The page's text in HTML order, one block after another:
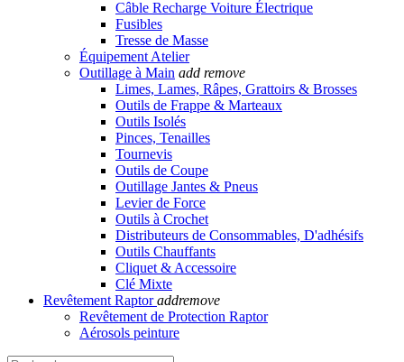
Câble Recharge Voiture Électrique
Fusibles
Tresse de Masse
Équipement Atelier
Outillage à Main add remove
Limes, Lames, Râpes, Grattoirs & Brosses
Outils de Frappe & Marteaux
Outils Isolés
Pinces, Tenailles
Tournevis
Outils de Coupe
Outillage Jantes & Pneus
Levier de Force
Outils à Crochet
Distributeurs de Consommables, D'adhésifs
Outils Chauffants
Cliquet & Accessoire
Clé Mixte
Revêtement Raptor addremove
Revêtement de Protection Raptor
Aérosols peinture